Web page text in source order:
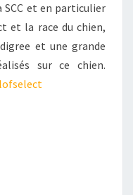
et en particulier
et la race du chien,
et une grande
sur ce chien.